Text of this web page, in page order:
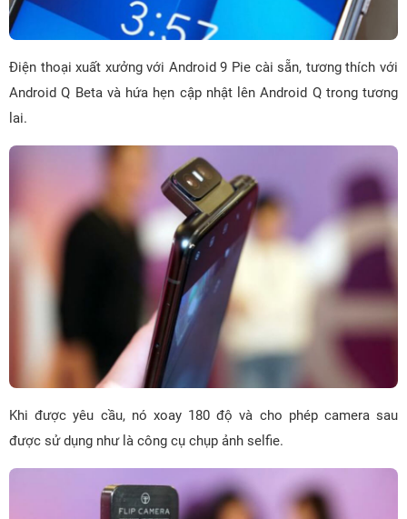
Điện thoại xuất xưởng với Android 9 Pie cài sẵn, tương thích với
Android Q Beta và hứa hẹn cập nhật lên Android Q trong tương
lai.
Khi được yêu cầu, nó xoay 180 độ và cho phép camera sau
được sử dụng như là công cụ chụp ảnh selfie.